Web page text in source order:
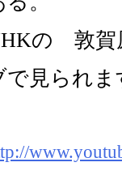
の 敦賀
で見られま